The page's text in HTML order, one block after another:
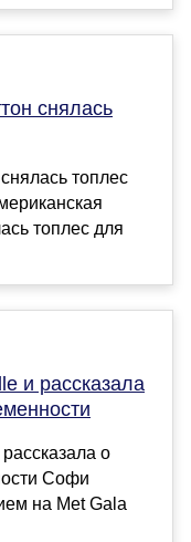
снялась
топлес
топлес для
и рассказала
о
Софи
на Met Gala